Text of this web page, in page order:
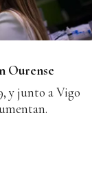
Ourense
y junto a Vigo